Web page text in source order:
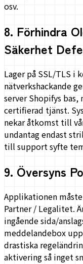
osv.
8. Förhindra
Säkerhet
Lager på SSL/TLS i
nätverkshackande
server Shopifys
certifierad tjänst.
nekar åtkomst till
undantag endast
till support syfte
9. Översyns
Applikationen
Partner / Legalitet.
ingående sida/
meddelandebox
drastiska
aktivering så inget